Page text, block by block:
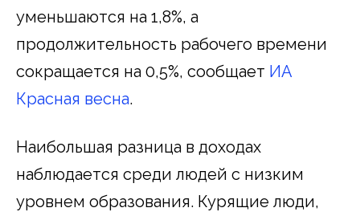
уменьшаются на 1,8%, а
продолжительность рабочего времени
сокращается на 0,5%, сообщает ИА
Красная весна.
Наибольшая разница в доходах
наблюдается среди людей с низким
уровнем образования. Курящие люди,